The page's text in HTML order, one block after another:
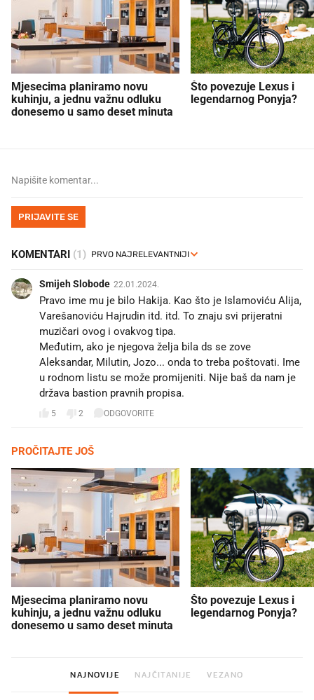
Mjesecima planiramo novu
kuhinju, a jednu važnu odluku
donesemo u samo deset minuta
Što povezuje Lexus i
legendarnog Ponyja?
PRIJAVITE SE
KOMENTARI (1)
Smijeh Slobode 22.01.2024.
Pravo ime mu je bilo Hakija. Kao što je Islamoviću Alija,
Varešanoviću Hajrudin itd. itd. To znaju svi prijeratni
muzičari ovog i ovakvog tipa.
Međutim, ako je njegova želja bila ds se zove
Aleksandar, Milutin, Jozo... onda to treba poštovati. Ime
u rodnom listu se može promijeniti. Nije baš da nam je
država bastion pravnih propisa.
5 2 ODGOVORITE
PROČITAJTE JOŠ
Mjesecima planiramo novu
kuhinju, a jednu važnu odluku
donesemo u samo deset minuta
Što povezuje Lexus i
legendarnog Ponyja?
NAJNOVIJE NAJČITANIJE VEZANO